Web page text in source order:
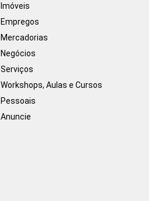
Imóveis
Empregos
Mercadorias
Negócios
Serviços
Workshops, Aulas e Cursos
Pessoais
Anuncie